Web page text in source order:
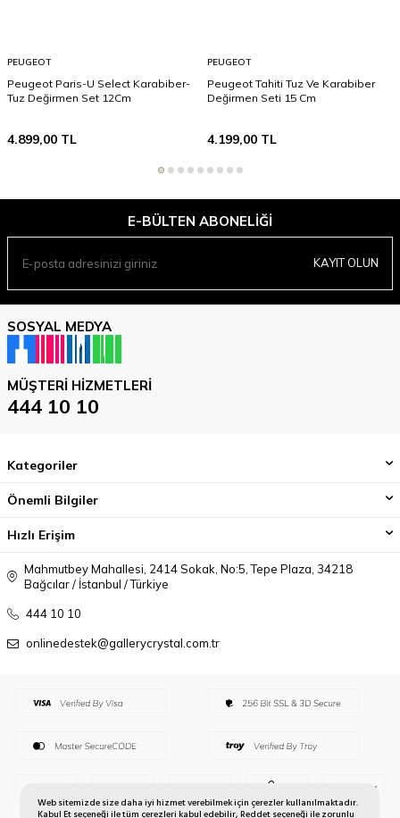
Web sitemizde size daha iyi hizmet verebilmek için çerezler kullanılmaktadır.
Kabul Et seçeneği ile tüm çerezleri kabul edebilir, Reddet seçeneği ile zorunlu
PEUGEOT
Peugeot Paris-U Select Karabiber-
Tuz Değirmen Set 12Cm
4.899,00 TL
PEUGEOT
Peugeot Tahiti Tuz Ve Karabiber
Değirmen Seti 15 Cm
4.199,00TL
E-BÜLTEN ABONELIĞI
KAYIT OLUN
SOSYAL MEDYA
MÜŞTERI HIZMETLERI
444 10 10
Kategoriler
Önemli Bilgiler
Hızlı Erişim
Mahmutbey Mahallesi, 2414 Sokak, No:5, Tepe Plaza, 34218
Bağcılar / İstanbul / Türkiye
444 10 10
onlinedestek@gallerycrystal.com.tr